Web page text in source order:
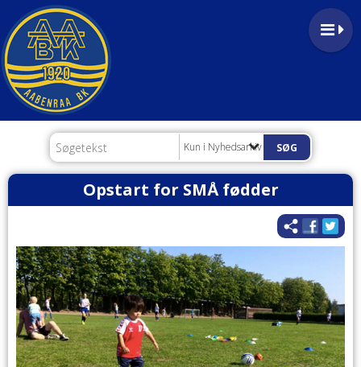
Kun i Nyhedsarkiv
Opstart for SMÅ fødder